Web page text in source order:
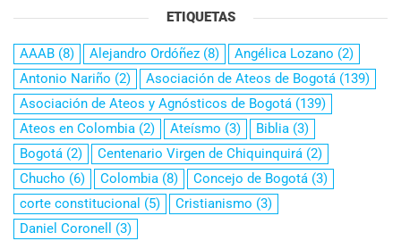
ETIQUETAS
AAAB (8) Alejandro Ordóñez (8) Angélica Lozano (2)
Antonio Nariño (2) Asociación de Ateos de Bogotá (139)
Asociación de Ateos y Agnósticos de Bogotá (139)
Ateos en Colombia (2) Ateísmo (3) Biblia (3)
Bogotá (2) Centenario Virgen de Chiquinquirá (2)
Chucho (6) Colombia (8) Concejo de Bogotá (3)
corte constitucional (5) Cristianismo (3)
Daniel Coronell
(3)